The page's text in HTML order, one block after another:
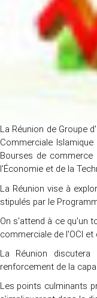
La Réunion de Groupe
Commerciale
Bourses de commerce
l'Économie et de la
La Réunion vise à
stipulés par le
On s'attend à ce qu'un
commerciale de l'OCI
La Réunion discutera
renforcement de la
Les points culminants